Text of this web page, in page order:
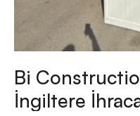
Bi
İngiltere